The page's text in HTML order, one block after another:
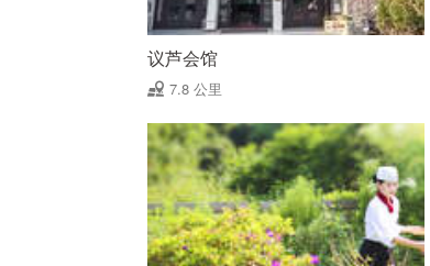
议芦会馆
7.8 公里